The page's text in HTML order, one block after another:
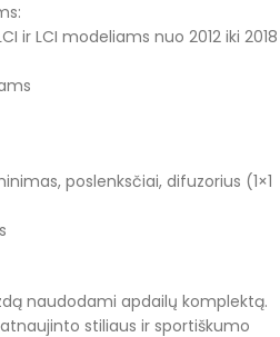
ir LCI modeliams nuo 2012 iki 2018
poslenksčiai, difuzorius (1×1
naudodami apdailų komplektą.
stiliaus ir sportiškumo